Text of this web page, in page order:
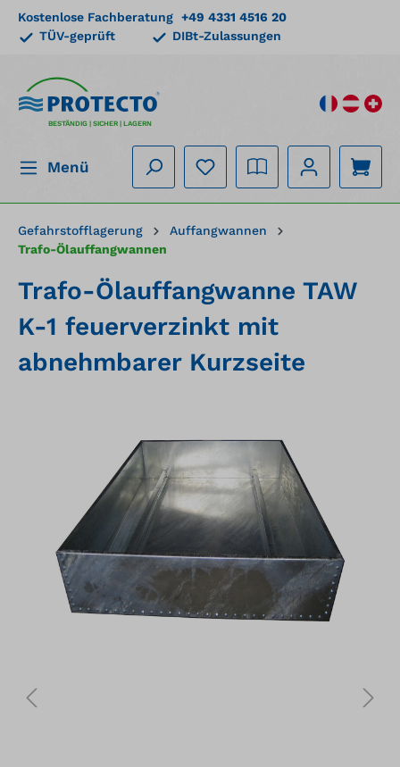
springen
Kostenlose Fachberatung +49 4331 4516 20
TÜV-geprüft
DIBt-Zulassungen
BESTÄNDIG | SICHER | LAGERN
Menü
Gefahrstofflagerung
Auffangwannen
Trafo-Ölauffangwannen
Trafo-Ölauffangwanne TAW
K-1 feuerverzinkt mit
abnehmbarer Kurzseite
Bildergalerie überspringen